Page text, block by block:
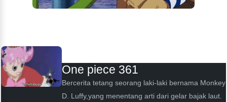
One piece 361
Bercerita tetang seorang laki-laki bernama Monkey
D. Luffy,yang menentang arti dari gelar bajak laut.